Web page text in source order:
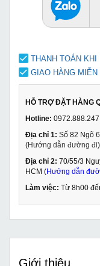
THANH TOÁN KHI
GIAO HÀNG MIỄN
HỖ TRỢ ĐẶT HÀNG
Hotline:
Địa chỉ 1: Số 82 Ngõ
(Hướng dẫn đường đi)
Địa chỉ 2: 70/55/3
HCM (Hướng dẫn
Làm việc: Từ 8h00
Giới thiệu